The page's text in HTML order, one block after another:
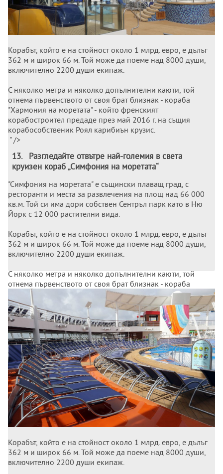
Корабът, който е на стойност около 1 млрд. евро, е дълъг
362 м и широк 66 м. Той може да поеме над 8000 души,
включително 2200 души екипаж.
С няколко метра и няколко допълнителни каюти, той
отнема първенството от своя брат близнак - кораба
"Хармония на моретата" - който френският
корабостроител предаде през май 2016 г. на същия
корабособственик Роял карибиън крузис.
" />
13.
Разгледайте отвътре най-големия в света
круизен кораб „Симфония на моретата“
"Симфония на моретата" е същински плаващ град, с
ресторанти и места за развлечения на площ над 66 000
кв.м. Той си има дори собствен Сентръл парк като в Ню
Йорк с 12 000 растителни вида.
Корабът, който е на стойност около 1 млрд. евро, е дълъг
362 м и широк 66 м. Той може да поеме над 8000 души,
включително 2200 души екипаж.
С няколко метра и няколко допълнителни каюти, той
отнема първенството от своя брат близнак - кораба
"Хармония на моретата" - който френският
корабостроител предаде през май 2016 г. на същия
корабособственик Роял карибиън крузис.
Корабът, който е на стойност около 1 млрд. евро, е дълъг
362 м и широк 66 м. Той може да поеме над 8000 души,
включително 2200 души екипаж.